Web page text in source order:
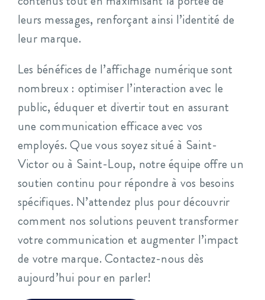
leurs messages, renforçant ainsi l’identité de
leur marque.
Les bénéfices de l’affichage numérique sont
nombreux : optimiser l’interaction avec le
public, éduquer et divertir tout en assurant
une communication efficace avec vos
employés. Que vous soyez situé à Saint-
Victor ou à Saint-Loup, notre équipe offre un
soutien continu pour répondre à vos besoins
spécifiques. N’attendez plus pour découvrir
comment nos solutions peuvent transformer
votre communication et augmenter l’impact
de votre marque. Contactez-nous dès
aujourd’hui pour en parler!